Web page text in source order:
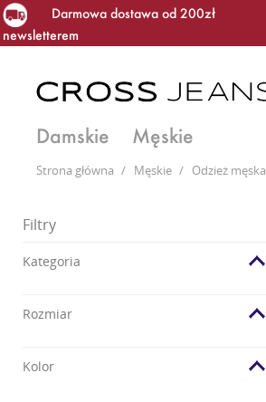
Darmowa dostawa od 200zł
newsletterem
Damskie Męskie
Strona główna / Męskie / Odzież męska
Filtry
Kategoria
Rozmiar
Kolor